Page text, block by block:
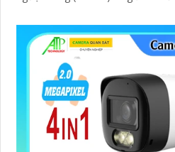
ngay cả trong môi trường ánh
tạp như ngược sáng hoặc chói